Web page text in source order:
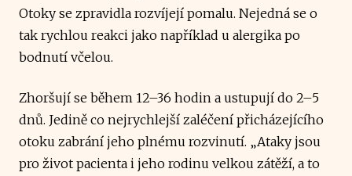
Otoky se zpravidla rozvíjejí pomalu. Nejedná se o
tak rychlou reakci jako například u alergika po
bodnutí včelou.
Zhoršují se během 12–36 hodin a ustupují do 2–5
dnů. Jedině co nejrychlejší zaléčení přicházejícího
otoku zabrání jeho plnému rozvinutí. „Ataky jsou
pro život pacienta i jeho rodinu velkou zátěží, a to